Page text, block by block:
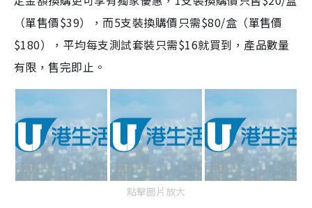
（單售價$39），而5支裝換購價只需$80/盒（單售價
$180），平均每支測試套裝只需$16就買到，產品數量
有限，售完即止。
點擊圖片放大